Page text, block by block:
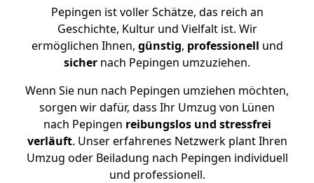
Pepingen ist voller Schätze, das reich an
Geschichte, Kultur und Vielfalt ist. Wir
ermöglichen Ihnen, günstig, professionell und
sicher nach Pepingen umzuziehen.
Wenn Sie nun nach Pepingen umziehen möchten,
sorgen wir dafür, dass Ihr Umzug von Lünen
nach Pepingen reibungslos und stressfrei
verläuft. Unser erfahrenes Netzwerk plant Ihren
Umzug oder Beiladung nach Pepingen individuell
und professionell.